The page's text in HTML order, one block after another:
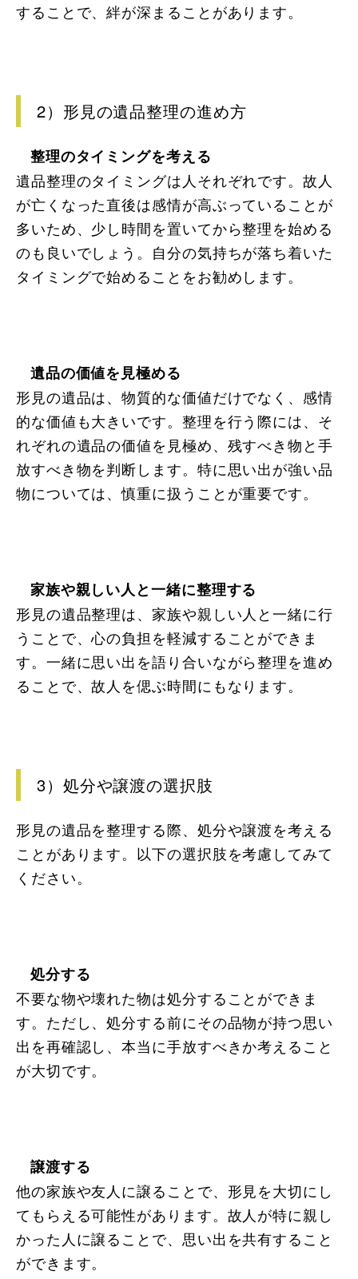
することで、絆が深まることがあります。
2）形見の遺品整理の進め方
整理のタイミングを考える
遺品整理のタイミングは人それぞれです。故人
が亡くなった直後は感情が高ぶっていることが
多いため、少し時間を置いてから整理を始める
のも良いでしょう。自分の気持ちが落ち着いた
タイミングで始めることをお勧めします。
遺品の価値を見極める
形見の遺品は、物質的な価値だけでなく、感情
的な価値も大きいです。整理を行う際には、そ
れぞれの遺品の価値を見極め、残すべき物と手
放すべき物を判断します。特に思い出が強い品
物については、慎重に扱うことが重要です。
家族や親しい人と一緒に整理する
形見の遺品整理は、家族や親しい人と一緒に行
うことで、心の負担を軽減することができま
す。一緒に思い出を語り合いながら整理を進め
ることで、故人を偲ぶ時間にもなります。
3）処分や譲渡の選択肢
形見の遺品を整理する際、処分や譲渡を考える
ことがあります。以下の選択肢を考慮してみて
ください。
処分する
不要な物や壊れた物は処分することができま
す。ただし、処分する前にその品物が持つ思い
出を再確認し、本当に手放すべきか考えること
が大切です。
譲渡する
他の家族や友人に譲ることで、形見を大切にし
てもらえる可能性があります。故人が特に親し
かった人に譲ることで、思い出を共有すること
ができます。